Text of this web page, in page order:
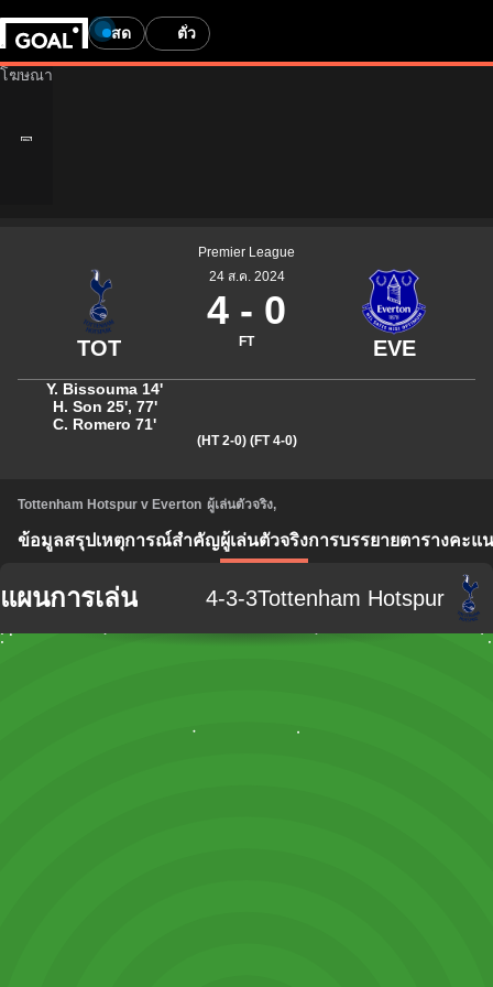
สด ตั๋ว
Premier League
24 ส.ค. 2024
4 - 0
FT
Y. Bissouma 14'
H. Son 25', 77'
C. Romero 71'
(HT 2-0) (FT 4-0)
Tottenham Hotspur v Everton ผู้เล่นตัวจริง,
ข้อมูลสรุปเหตุการณ์สำคัญผู้เล่นตัวจริงการบรรยายตารางคะแ
Tottenham Hotspur
4-3-3
แผนการเล่น